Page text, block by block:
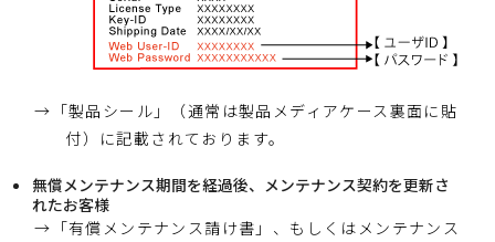
→「製品シール」（通常は製品メディアケース裏面に貼
付）に記載されております。
無償メンテナンス期間を経過後、メンテナンス契約を更新さ
れたお客様
→「有償メンテナンス請け書」、もしくはメンテナンス